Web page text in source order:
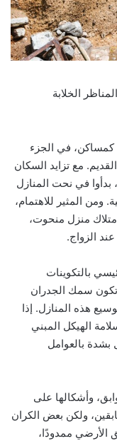
الخلابة
كمساكن، في الجزء
مع تزايد السكان
في نحت المنازل
ومن المثير للاهتمام،
منزل منحوت،
الزواج.
بالتكوينات
تكون سمك الجدران
هذه المنازل. إذا
الهيكل المبني
بشدة بالعوامل
وأشكالها على
ولكن بعض الكران
الأرضي ممدودًا،